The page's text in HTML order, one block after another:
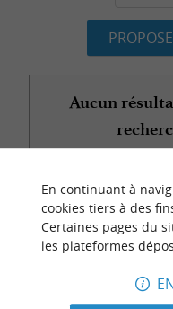
Aucun
En continuant à
cookies tiers à des
Certaines pages du
les plateformes